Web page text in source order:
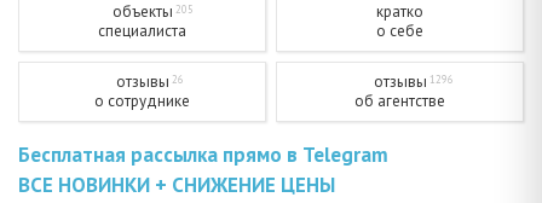
объекты 205
специалиста
кратко
о себе
отзывы 26
о сотруднике
отзывы 1296
об агентстве
Бесплатная рассылка прямо в Telegram
ВСЕ НОВИНКИ + СНИЖЕНИЕ ЦЕНЫ